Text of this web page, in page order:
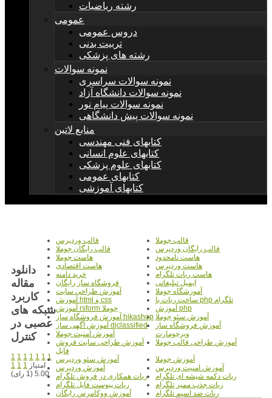
رشته ریاضیات
عمومی
دروس عمومی
تربیت بدنی
رشته های پزشکی
نمونه سوالات
نمونه سوالات سراسری
نمونه سوالات دانشگاه آزاد
نمونه سوالات پیام نور
نمونه سوالات پیش دانشگاهی
منابع لاتین
کتابهای فنی مهندسی
کتابهای علوم انسانی
کتابهای علوم پزشکی
کتابهای عمومی
کتابهای آموزشی
قالب جوملا
قالب وردپرس
قالب رایگان وردپرس
قالب رایگان جوملا
هاست نامحدود
هاست جوملا
هاست وردپرس
هاست اقتصادی
هاست ربات تلگرام
خرید دامنه
ایمیل تبلیغاتی
فروشگاه ساز رایگان
آموزشگاه جوملا
آموزش طراحی سایت
ساخت ربات با php تلگرام
آموزش html و css
آموزش php
آموزش rsform جوملا
آموزش سئو جوملا آموزش فروشگاه ساز hikashop
آموزش فروشگاه ساز
ویرچومارت
آموزش آگهی ساز djclassified
آموزش امنیت جوملا
آموزش طراحی قالب جوملا
آموزش طراحی سایت فروش
فایل
آموزش جوملا
آموزش سئو وردپرس
آموزش امنیت وردپرس
آموزش وردپرس
ربات دکمه شیشه ای تلگرام
ربات همکاری در فروش تلگرام
ربات جذب ممبر تلگرام
ربات پیوست فایل تلگرام
ربات ضد اسپم تلگرام
آموزش ووکامرس رایگان
دانلود
مقاله
کاربرد
شبکه های
عصبی در
کنترل
1 1 1 1 1 1 1
1 1 1 امتیاز
5.00 (1 رای)